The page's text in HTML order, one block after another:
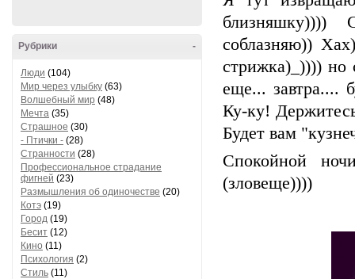
-
Рубрики
Люди (104)
Мир через улыбку (63)
Волшебный мир (48)
Мечта (35)
Страшное (30)
- Птички - (28)
Странности (28)
Профессиональное страдание
фигней (23)
Размышления об одиночестве (20)
Котэ (19)
Город (19)
Бесит (12)
Кино (11)
Психология (2)
Стиль (11)
близняшку))))
соблазняю))
стрижка)_)))) но
еще... завтра....
Ку-ку!
Будет вам
Спокойной
(зловеще))))